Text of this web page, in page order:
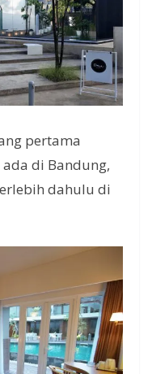
pertama
ada di Bandung,
dahulu di